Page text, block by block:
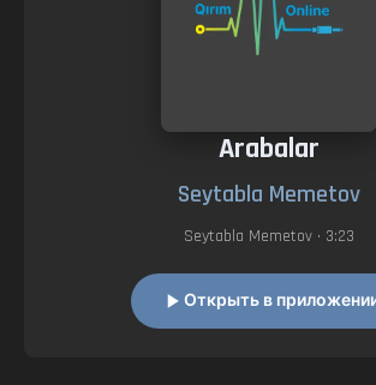
Arabalar
Seytabla Memetov
Seytabla Memetov • 3:23
Открыть в